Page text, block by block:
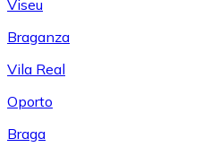
Viseu
Braganza
Vila Real
Oporto
Braga